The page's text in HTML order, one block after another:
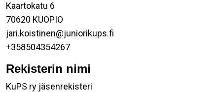
Kaartokatu 6
70620 KUOPIO
jari.koistinen@juniorikups.fi
+358504354267
Rekisterin nimi
KuPS ry jäsenrekisteri